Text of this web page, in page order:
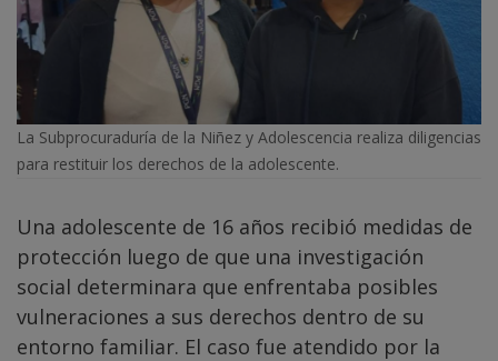
La Subprocuraduría de la Niñez y Adolescencia realiza diligencias
para restituir los derechos de la adolescente.
Una adolescente de 16 años recibió medidas de
protección luego de que una investigación
social determinara que enfrentaba posibles
vulneraciones a sus derechos dentro de su
entorno familiar. El caso fue atendido por la